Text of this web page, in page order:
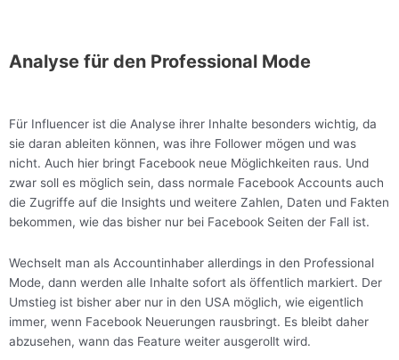
Analyse für den Professional Mode
Für Influencer ist die Analyse ihrer Inhalte besonders wichtig, da
sie daran ableiten können, was ihre Follower mögen und was
nicht. Auch hier bringt Facebook neue Möglichkeiten raus. Und
zwar soll es möglich sein, dass normale Facebook Accounts auch
die Zugriffe auf die Insights und weitere Zahlen, Daten und Fakten
bekommen, wie das bisher nur bei Facebook Seiten der Fall ist.
Wechselt man als Accountinhaber allerdings in den Professional
Mode, dann werden alle Inhalte sofort als öffentlich markiert. Der
Umstieg ist bisher aber nur in den USA möglich, wie eigentlich
immer, wenn Facebook Neuerungen rausbringt. Es bleibt daher
abzusehen, wann das Feature weiter ausgerollt wird.